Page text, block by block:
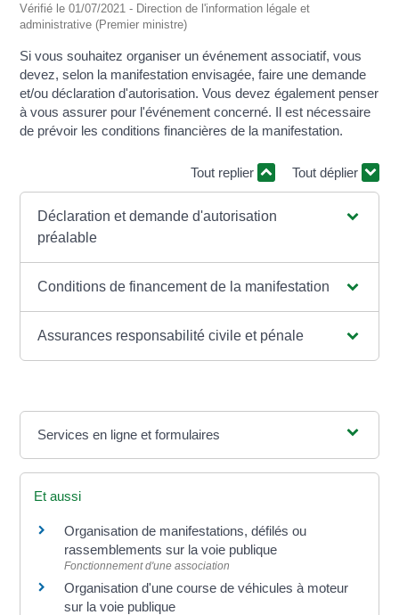
Vérifié le 01/07/2021 - Direction de l'information légale et
administrative (Premier ministre)
Si vous souhaitez organiser un événement associatif, vous
devez, selon la manifestation envisagée, faire une demande
et/ou déclaration d'autorisation. Vous devez également penser
à vous assurer pour l'événement concerné. Il est nécessaire
de prévoir les conditions financières de la manifestation.
Tout replier Tout déplier
Déclaration et demande d'autorisation
préalable
Conditions de financement de la manifestation
Assurances responsabilité civile et pénale
Services en ligne et formulaires
Et aussi
Organisation de manifestations, défilés ou
rassemblements sur la voie publique
Fonctionnement d'une association
Organisation d'une course de véhicules à moteur
sur la voie publique